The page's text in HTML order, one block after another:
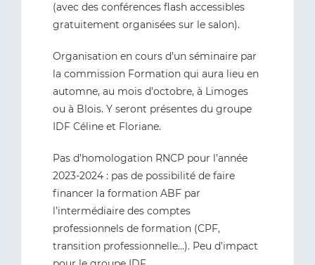
(avec des conférences flash accessibles
gratuitement organisées sur le salon).
Organisation en cours d’un séminaire par
la commission Formation qui aura lieu en
automne, au mois d’octobre, à Limoges
ou à Blois. Y seront présentes du groupe
IDF Céline et Floriane.
Pas d’homologation RNCP pour l’année
2023-2024 : pas de possibilité de faire
financer la formation ABF par
l’intermédiaire des comptes
professionnels de formation (CPF,
transition professionnelle…). Peu d’impact